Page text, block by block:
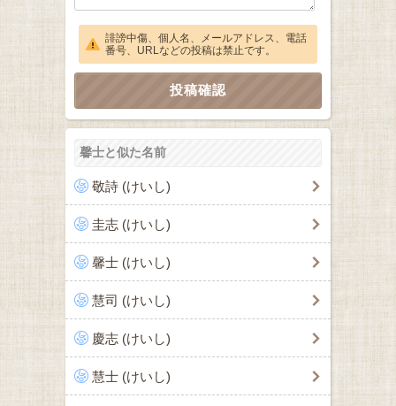
誹謗中傷、個人名、メールアドレス、電話
番号、URLなどの投稿は禁止です。
馨士と似た名前
敬詩 (けいし)
圭志 (けいし)
馨士 (けいし)
慧司 (けいし)
慶志 (けいし)
慧士 (けいし)